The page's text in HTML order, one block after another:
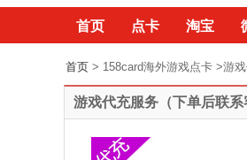
首页 点卡 淘宝
首页 > 158card海外游戏点卡 >游
游戏代充服务（下单后联系